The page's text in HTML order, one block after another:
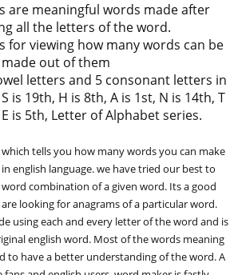
are meaningful words made after
all the letters of the word.
for viewing how many words can be
made out of them
letters and 5 consonant letters in
is 19th, H is 8th, A is 1st, N is 14th, T
is 5th, Letter of Alphabet series.
tells you how many words you can make
english language. we have tried our best to
combination of a given word. Its a good
looking for anagrams of a particular word.
using each and every letter of the word and is
english word. Most of the words meaning
to have a better understanding of the word. A